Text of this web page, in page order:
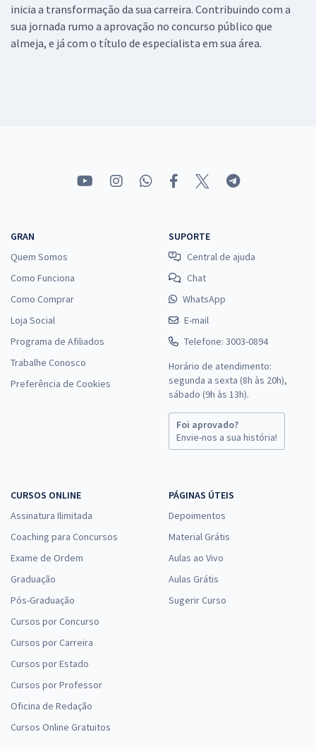
inicia a transformação da sua carreira. Contribuindo com a
sua jornada rumo a aprovação no concurso público que
almeja, e já com o título de especialista em sua área.
GRAN
Quem Somos
Como Funciona
Como Comprar
Loja Social
Programa de Afiliados
Trabalhe Conosco
Preferência de Cookies
SUPORTE
Central de ajuda
Chat
WhatsApp
E-mail
Telefone: 3003-0894
Horário de atendimento:
segunda a sexta (8h às 20h),
sábado (9h às 13h).
Foi aprovado?
Envie-nos a sua história!
CURSOS ONLINE
Assinatura Ilimitada
Coaching para Concursos
Exame de Ordem
Graduação
Pós-Graduação
Cursos por Concurso
Cursos por Carreira
Cursos por Estado
Cursos por Professor
Oficina de Redação
Cursos Online Gratuitos
PÁGINAS ÚTEIS
Depoimentos
Material Grátis
Aulas ao Vivo
Aulas Grátis
Sugerir Curso